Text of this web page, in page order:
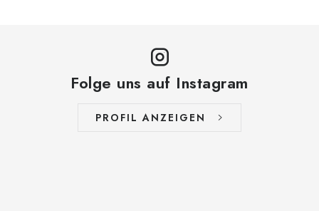
Folge uns auf Instagram
PROFIL ANZEIGEN